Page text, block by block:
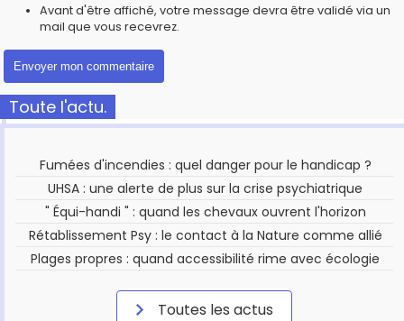
Avant d'être affiché, votre message devra être validé via un
mail que vous recevrez.
Toute l'actu.
Fumées d'incendies : quel danger pour le handicap ?
UHSA : une alerte de plus sur la crise psychiatrique
" Équi-handi " : quand les chevaux ouvrent l'horizon
Rétablissement Psy : le contact à la Nature comme allié
Plages propres : quand accessibilité rime avec écologie
Toutes les actus